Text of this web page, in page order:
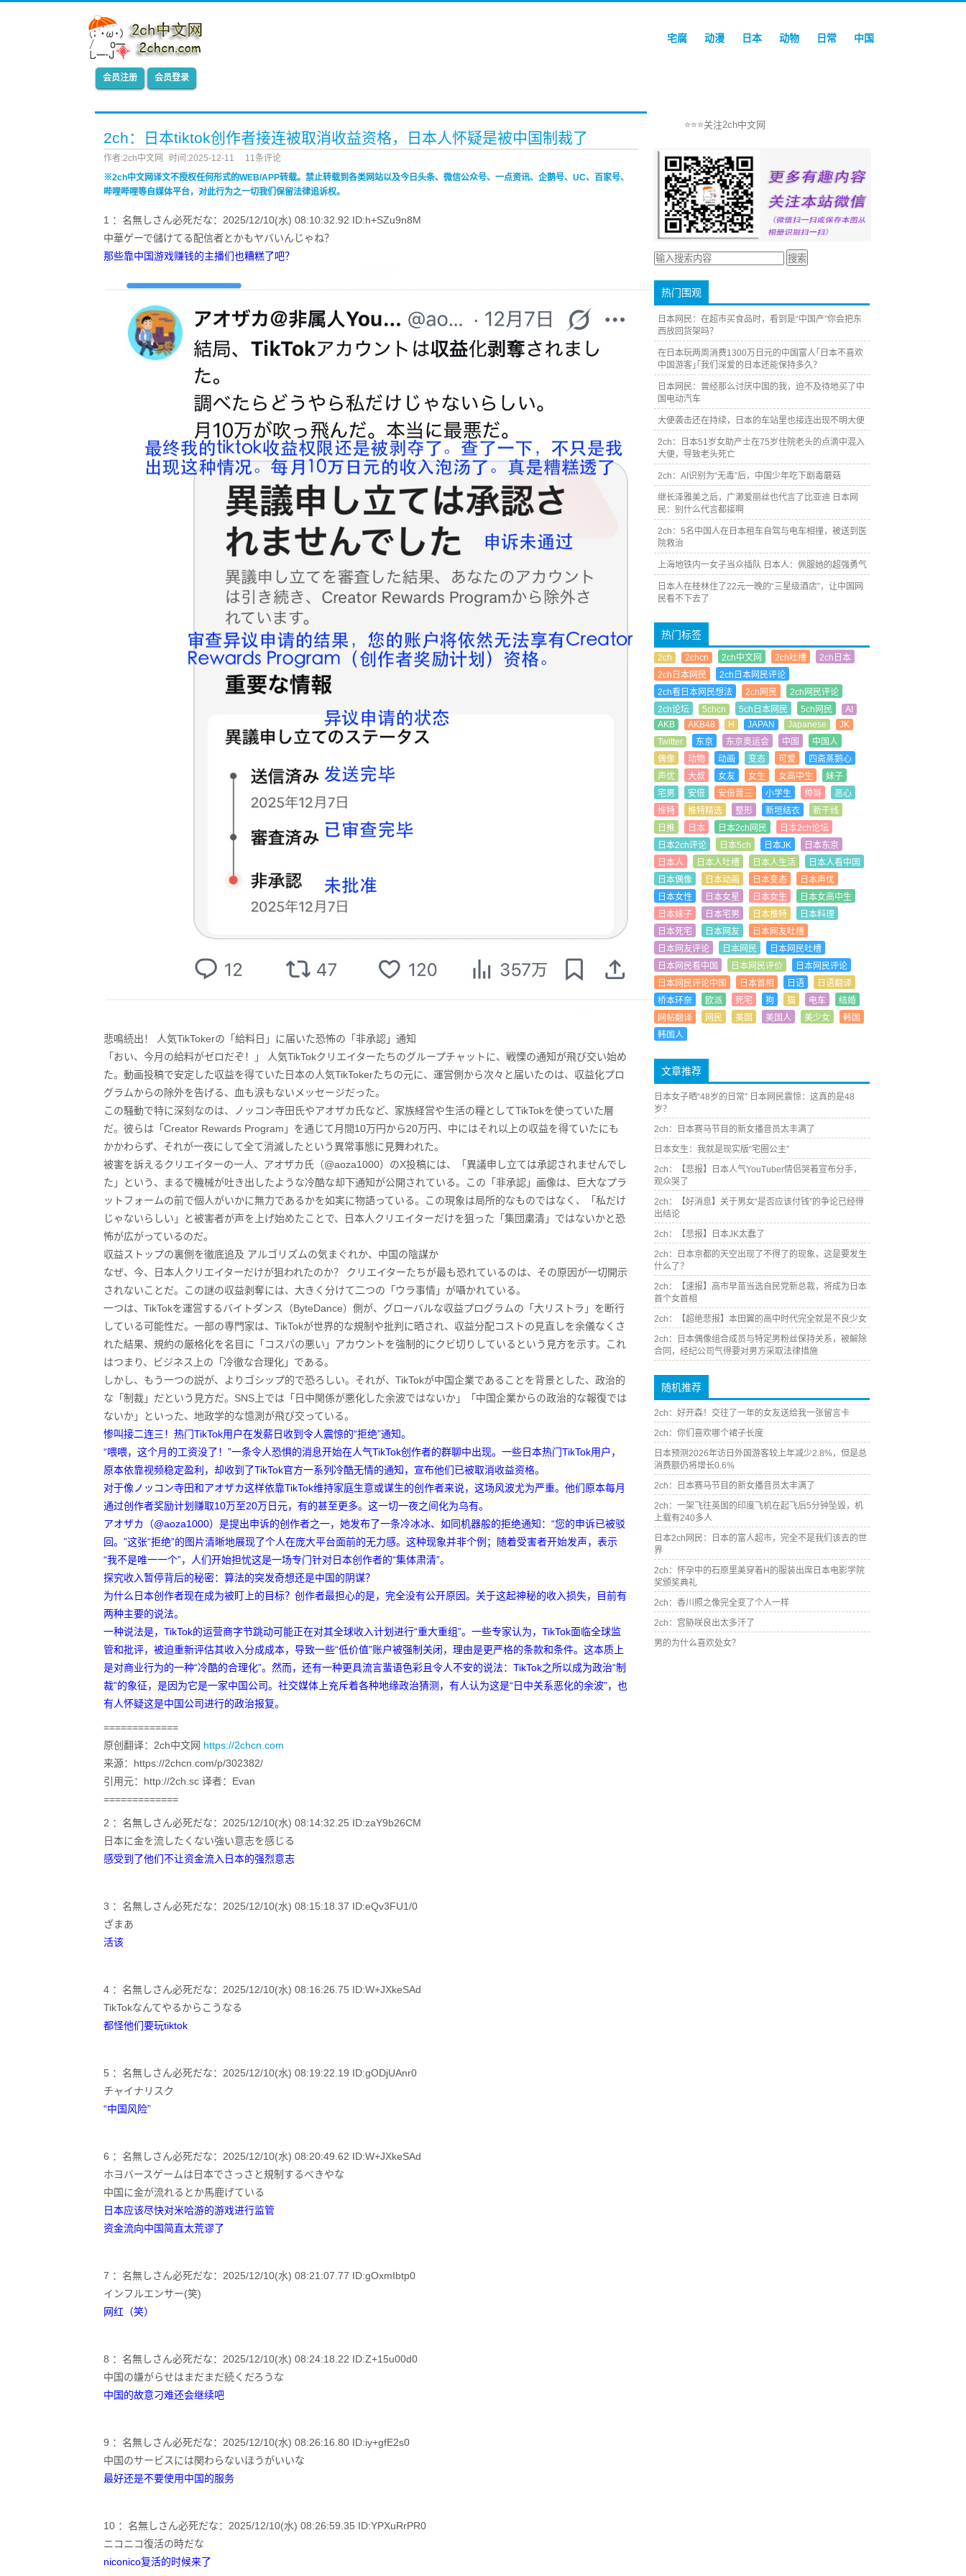
宅腐 动漫 日本 动物 日常 中国
会员注册 会员登录
2ch：日本tiktok创作者接连被取消收益资格，日本人怀疑是被中国制裁了
作者:2ch中文网 时间:2025-12-11
11条评论
※2ch中文网译文不授权任何形式的WEB/APP转载。禁止转载到各类网站以及今日头条、微信公众号、一点资讯、企鹅号、UC、百家号、
哔哩哔哩等自媒体平台，对此行为之一切我们保留法律追诉权。
1 ：名無しさん必死だな：2025/12/10(水) 08:10:32.92 ID:h+SZu9n8M
中華ゲーで儲けてる配信者とかもヤバいんじゃね？
那些靠中国游戏赚钱的主播们也糟糕了吧？
悲鳴続出！ 人気TikTokerの「給料日」に届いた恐怖の「非承認」通知
「おい、今月の給料がゼロだぞ！」 人気TikTokクリエイターたちのグループチャットに、戦慄の通知が飛び交い始め
た。動画投稿で安定した収益を得ていた日本の人気TikTokerたちの元に、運営側から次々と届いたのは、収益化プロ
グラムからの除外を告げる、血も涙もないメッセージだった。
この騒動で特に深刻なのは、ノッコン寺田氏やアオザカ氏など、家族経営や生活の糧としてTikTokを使っていた層
だ。彼らは「Creator Rewards Program」を通じて月間10万円から20万円、中にはそれ以上の収益を得ていたにも
かかわらず、それが一夜にして全て消滅したという異常事態に見舞われた。
被害を訴えるクリエイターの一人、アオザカ氏（@aoza1000）のX投稿には、「異議申し立ては承認されませんでし
た」という、まるで機械が吐き出したような冷酷な却下通知が公開されている。この「非承認」画像は、巨大なプラ
ットフォームの前で個人がいかに無力であるかを如実に物語っている。この現象は局所的なものではなく、「私だけ
じゃないらしい」と被害者が声を上げ始めたことで、日本人クリエイターだけを狙った「集団粛清」ではないかと恐
怖が広がっているのだ。
収益ストップの裏側を徹底追及 アルゴリズムの気まぐれか、中国の陰謀か
なぜ、今、日本人クリエイターだけが狙われたのか？ クリエイターたちが最も恐れているのは、その原因が一切開示
されないことだ。この謎の収益剥奪には、大きく分けて二つの「ウラ事情」が囁かれている。
一つは、TikTokを運営するバイトダンス（ByteDance）側が、グローバルな収益プログラムの「大リストラ」を断行
している可能性だ。一部の専門家は、TikTokが世界的な規制や批判に晒され、収益分配コストの見直しを余儀なくさ
れた結果、規約の厳格化を名目に「コスパの悪い」アカウントを強制的にクビ切りしているという見方を示す。これ
はつまり、ビジネス上の「冷徹な合理化」である。
しかし、もう一つの説が、よりゴシップ的で恐ろしい。それが、TikTokが中国企業であることを背景とした、政治的
な「制裁」だという見方だ。SNS上では「日中関係が悪化した余波ではないか」「中国企業からの政治的な報復では
ないか」といった、地政学的な憶測が飛び交っている。
惨叫接二连三！热门TikTok用户在发薪日收到令人震惊的“拒绝”通知。
“喂喂，这个月的工资没了！”一条令人恐惧的消息开始在人气TikTok创作者的群聊中出现。一些日本热门TikTok用户，
原本依靠视频稳定盈利，却收到了TikTok官方一系列冷酷无情的通知，宣布他们已被取消收益资格。
对于像ノッコン寺田和アオザカ这样依靠TikTok维持家庭生意或谋生的创作者来说，这场风波尤为严重。他们原本每月
通过创作者奖励计划赚取10万至20万日元，有的甚至更多。这一切一夜之间化为乌有。
アオザカ（@aoza1000）是提出申诉的创作者之一，她发布了一条冷冰冰、如同机器般的拒绝通知：“您的申诉已被驳
回。”这张“拒绝”的图片清晰地展现了个人在庞大平台面前的无力感。这种现象并非个例；随着受害者开始发声，表示
“我不是唯一一个”，人们开始担忧这是一场专门针对日本创作者的“集体肃清”。
探究收入暂停背后的秘密：算法的突发奇想还是中国的阴谋？
为什么日本创作者现在成为被盯上的目标？创作者最担心的是，完全没有公开原因。关于这起神秘的收入损失，目前有
两种主要的说法。
一种说法是，TikTok的运营商字节跳动可能正在对其全球收入计划进行“重大重组”。一些专家认为，TikTok面临全球监
管和批评，被迫重新评估其收入分成成本，导致一些“低价值”账户被强制关闭，理由是更严格的条款和条件。这本质上
是对商业行为的一种“冷酷的合理化”。然而，还有一种更具流言蜚语色彩且令人不安的说法：TikTok之所以成为政治“制
裁”的象征，是因为它是一家中国公司。社交媒体上充斥着各种地缘政治猜测，有人认为这是“日中关系恶化的余波”，也
有人怀疑这是中国公司进行的政治报复。
=============
原创翻译：2ch中文网 https://2chcn.com
来源：https://2chcn.com/p/302382/
引用元：http://2ch.sc 译者：Evan
=============
2 ：名無しさん必死だな：2025/12/10(水) 08:14:32.25 ID:zaY9b26CM
日本に金を流したくない強い意志を感じる
感受到了他们不让资金流入日本的强烈意志
3 ：名無しさん必死だな：2025/12/10(水) 08:15:18.37 ID:eQv3FU1/0
ざまあ
活该
4 ：名無しさん必死だな：2025/12/10(水) 08:16:26.75 ID:W+JXkeSAd
TikTokなんてやるからこうなる
都怪他们要玩tiktok
5 ：名無しさん必死だな：2025/12/10(水) 08:19:22.19 ID:gODjUAnr0
チャイナリスク
“中国风险”
6 ：名無しさん必死だな：2025/12/10(水) 08:20:49.62 ID:W+JXkeSAd
ホヨバースゲームは日本でさっさと規制するべきやな
中国に金が流れるとか馬鹿げている
日本应该尽快对米哈游的游戏进行监管
资金流向中国简直太荒谬了
7 ：名無しさん必死だな：2025/12/10(水) 08:21:07.77 ID:gOxmIbtp0
インフルエンサー(笑)
网红（笑）
8 ：名無しさん必死だな：2025/12/10(水) 08:24:18.22 ID:Z+15u00d0
中国の嫌がらせはまだまだ続くだろうな
中国的故意刁难还会继续吧
9 ：名無しさん必死だな：2025/12/10(水) 08:26:16.80 ID:iy+gfE2s0
中国のサービスには関わらないほうがいいな
最好还是不要使用中国的服务
10 ：名無しさん必死だな：2025/12/10(水) 08:26:59.35 ID:YPXuRrPR0
ニコニコ復活の時だな
niconico复活的时候来了
⭐⭐⭐关注2ch中文网
热门围观
日本网民：在超市买食品时，看到是“中国产”你会把东
西放回货架吗？
在日本玩两周消费1300万日元的中国富人｢日本不喜欢
中国游客｣｢我们深爱的日本还能保持多久？
日本网民：曾经那么讨厌中国的我，迫不及待地买了中
国电动汽车
大便袭击还在持续，日本的车站里也接连出现不明大便
2ch：日本51岁女助产士在75岁住院老头的点滴中混入
大便，导致老头死亡
2ch：AI识别为“无毒”后，中国少年吃下剧毒蘑菇
继长泽雅美之后，广濑爱丽丝也代言了比亚迪 日本网
民：别什么代言都接啊
2ch：5名中国人在日本租车自驾与电车相撞，被送到医
院救治
上海地铁内一女子当众插队 日本人：佩服她的超强勇气
日本人在桂林住了22元一晚的“三星级酒店”，让中国网
民看不下去了
热门标签
2ch 2chcn 2ch中文网 2ch吐槽
2ch日本
2ch日本网民
2ch日本网民评论
2ch看日本网民想法
2ch网民
2ch网民评论
2ch论坛
5chcn 5ch日本网民 5ch网民
AI
AKB
AKB48 H JAPAN Japanese
JK
Twitter
东京 东京奥运会 中国
中国人
偶像
动物 动画 变态 可爱
四斋蒸鹅心
声优
大叔 女友 女生 女高中生
妹子
宅男
安倍 安倍晋三 小学生 帅哥
恶心
推特
推特精选 整形 新垣结衣
新干线
日推
日本 日本2ch网民
日本2ch论坛
日本2ch评论
日本5ch 日本JK
日本东京
日本人
日本人吐槽 日本人生活
日本人看中国
日本偶像
日本动画 日本变态
日本声优
日本女性
日本女星 日本女生
日本女高中生
日本妹子
日本宅男 日本推特
日本料理
日本死宅
日本网友
日本网友吐槽
日本网友评论
日本网民
日本网民吐槽
日本网民看中国
日本网民评价
日本网民评论
日本网民评论中国
日本首相 日语
日语翻译
桥本环奈
欧派 死宅 狗 猫 电车
结婚
网帖翻译
网民 美国 美国人 美少女
韩国
韩国人
文章推荐
日本女子晒“48岁的日常” 日本网民震惊：这真的是48
岁？
2ch：日本赛马节目的新女播音员太丰满了
日本女生：我就是现实版“宅圈公主”
2ch：【悲报】日本人气YouTuber情侣哭着宣布分手，
观众哭了
2ch：【好消息】关于男女“是否应该付钱”的争论已经得
出结论
2ch：【悲报】日本JK太蠢了
2ch：日本京都的天空出现了不得了的现象，这是要发生
什么了？
2ch：【速报】高市早苗当选自民党新总裁，将成为日本
首个女首相
2ch：【超绝悲报】本田翼的高中时代完全就是不良少女
2ch：日本偶像组合成员与特定男粉丝保持关系，被解除
合同，经纪公司气得要对男方采取法律措施
随机推荐
2ch：好开森！交往了一年的女友送给我一张留言卡
2ch：你们喜欢哪个裙子长度
日本预测2026年访日外国游客较上年减少2.8%，但是总
消费额仍将增长0.6%
2ch：日本赛马节目的新女播音员太丰满了
2ch：一架飞往英国的印度飞机在起飞后5分钟坠毁，机
上载有240多人
日本2ch网民：日本的富人超市，完全不是我们该去的世
界
2ch：怀孕中的石原里美穿着H的服装出席日本电影学院
奖颁奖典礼
2ch：香川照之像完全变了个人一样
2ch：宫胁咲良出太多汗了
男的为什么喜欢处女？